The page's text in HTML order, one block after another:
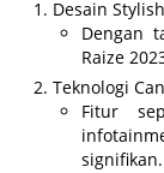
Desain
Dengan
Raize
Teknologi
Fitur
signifikan.